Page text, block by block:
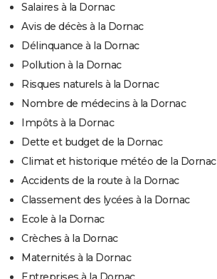
Salaires à la Dornac
Avis de décès à la Dornac
Délinquance à la Dornac
Pollution à la Dornac
Risques naturels à la Dornac
Nombre de médecins à la Dornac
Impôts à la Dornac
Dette et budget de la Dornac
Climat et historique météo de la Dornac
Accidents de la route à la Dornac
Classement des lycées à la Dornac
Ecole à la Dornac
Crèches à la Dornac
Maternités à la Dornac